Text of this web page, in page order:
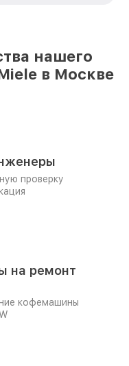
нашего
в Москве
проверку
на ремонт
кофемашины